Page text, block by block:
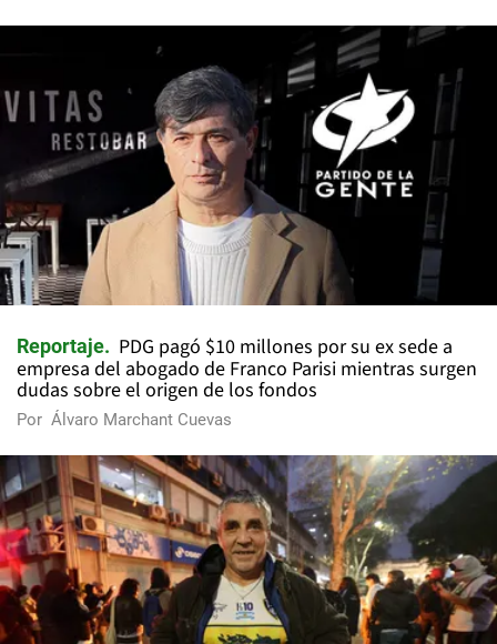
Reportaje
PDG pagó $10 millones por su ex sede a
empresa del abogado de Franco Parisi mientras surgen
dudas sobre el origen de los fondos
Por Álvaro Marchant Cuevas